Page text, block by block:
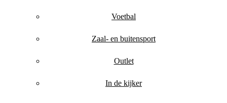
Voetbal
Zaal- en buitensport
Outlet
In de kijker